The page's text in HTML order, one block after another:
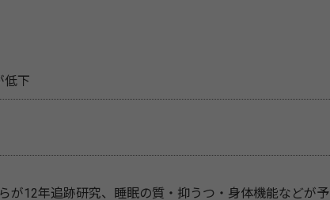
低下
12年追跡研究、睡眠の質・抑うつ・身体機能などが予